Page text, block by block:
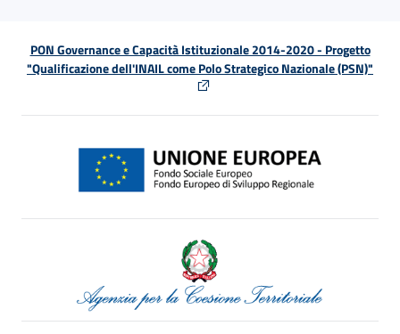
PON Governance e Capacità Istituzionale 2014-2020 - Progetto
"Qualificazione dell'INAIL come Polo Strategico Nazionale (PSN)"